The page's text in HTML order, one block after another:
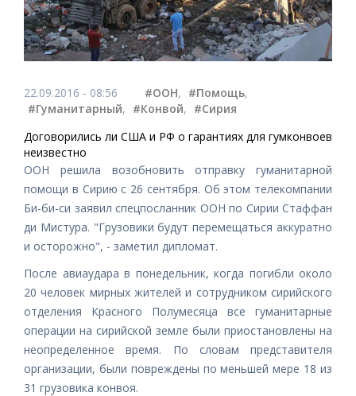
22.09.2016 - 08:56 #ООН, #Помощь,
#Гуманитарный, #Конвой, #Сирия
Договорились ли США и РФ о гарантиях для гумконвоев
неизвестно
ООН решила возобновить отправку гуманитарной
помощи в Сирию с 26 сентября. Об этом телекомпании
Би-би-си заявил спецпосланник ООН по Сирии Стаффан
ди Мистура. "Грузовики будут перемещаться аккуратно
и осторожно", - заметил дипломат.
После авиаудара в понедельник, когда погибли около
20 человек мирных жителей и сотрудником сирийского
отделения Красного Полумесяца все гуманитарные
операции на сирийской земле были приостановлены на
неопределенное время. По словам представителя
организации, были повреждены по меньшей мере 18 из
31 грузовика конвоя.